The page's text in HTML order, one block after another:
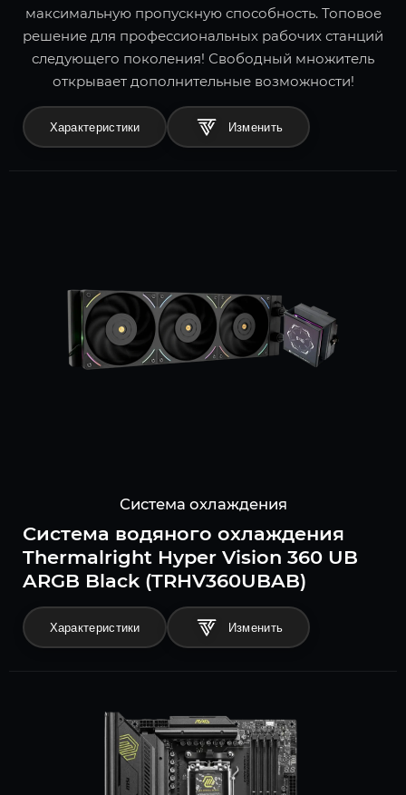
максимальную пропускную способность. Топовое
решение для профессиональных рабочих станций
следующего поколения! Свободный множитель
открывает дополнительные возможности!
Характеристики
Система охлаждения
Система водяного охлаждения
Thermalright Hyper Vision 360 UB
ARGB Black (TRHV360UBAB)
Характеристики